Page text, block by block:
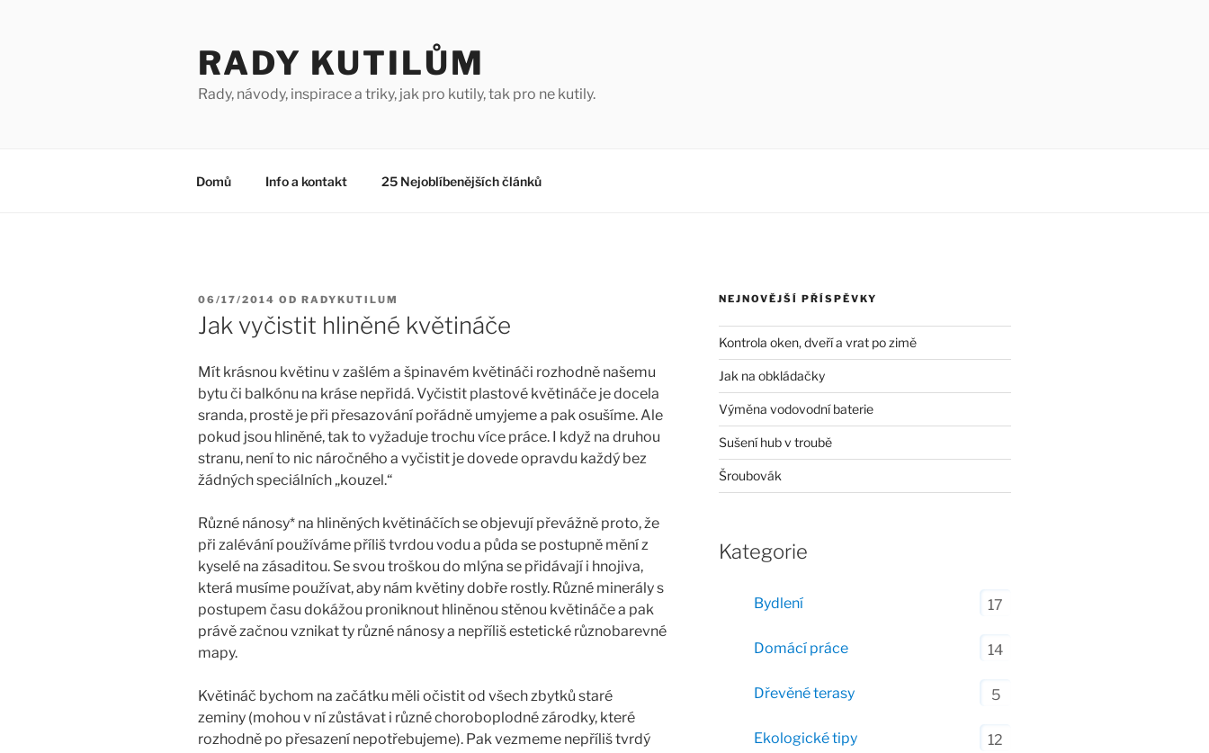
RADY KUTILŮM
Rady, návody, inspirace a triky, jak pro kutily, tak pro ne kutily.
Domů Info a kontakt 25 Nejoblíbenějších článků
PUBLIKOVÁNO
06/17/2014 OD RADYKUTILUM
Jak vyčistit hliněné květináče
Mít krásnou květinu v zašlém a špinavém květináči rozhodně našemu
bytu či balkónu na kráse nepřidá. Vyčistit plastové květináče je docela
sranda, prostě je při přesazování pořádně umyjeme a pak osušíme. Ale
pokud jsou hliněné, tak to vyžaduje trochu více práce. I když na druhou
stranu, není to nic náročného a vyčistit je dovede opravdu každý bez
žádných speciálních „kouzel.“
Různé nánosy* na hliněných květináčích se objevují převážně proto, že
při zalévání používáme příliš tvrdou vodu a půda se postupně mění z
kyselé na zásaditou. Se svou troškou do mlýna se přidávají i hnojiva,
která musíme používat, aby nám květiny dobře rostly. Různé minerály s
postupem času dokážou proniknout hliněnou stěnou květináče a pak
právě začnou vznikat ty různé nánosy a nepříliš estetické různobarevné
mapy.
Květináč bychom na začátku měli očistit od všech zbytků staré
zeminy (mohou v ní zůstávat i různé choroboplodné zárodky, které
rozhodně po přesazení nepotřebujeme). Pak vezmeme nepříliš tvrdý
NEJNOVĚJŠÍ PŘÍSPĚVKY
Kontrola oken, dveří a vrat po zimě
Jak na obkládačky
Výměna vodovodní baterie
Sušení hub v troubě
Šroubovák
Kategorie
Bydlení 17
Domácí práce 14
Dřevěné terasy 5
Ekologické tipy 12